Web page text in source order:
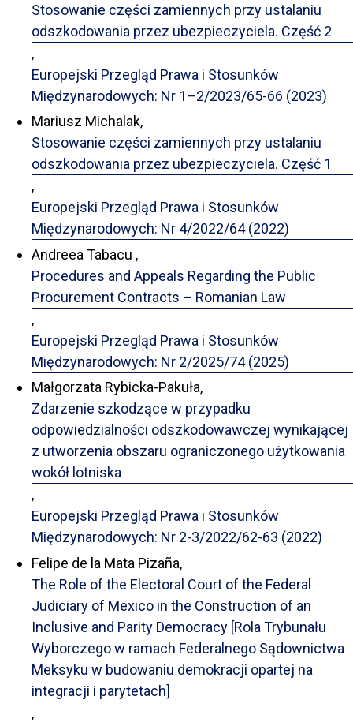
Stosowanie części zamiennych przy ustalaniu
odszkodowania przez ubezpieczyciela. Część 2
,
Europejski Przegląd Prawa i Stosunków
Międzynarodowych: Nr 1–2/2023/65-66 (2023)
Mariusz Michalak,
Stosowanie części zamiennych przy ustalaniu
odszkodowania przez ubezpieczyciela. Część 1
,
Europejski Przegląd Prawa i Stosunków
Międzynarodowych: Nr 4/2022/64 (2022)
Andreea Tabacu ,
Procedures and Appeals Regarding the Public
Procurement Contracts – Romanian Law
,
Europejski Przegląd Prawa i Stosunków
Międzynarodowych: Nr 2/2025/74 (2025)
Małgorzata Rybicka-Pakuła,
Zdarzenie szkodzące w przypadku
odpowiedzialności odszkodowawczej wynikającej
z utworzenia obszaru ograniczonego użytkowania
wokół lotniska
,
Europejski Przegląd Prawa i Stosunków
Międzynarodowych: Nr 2-3/2022/62-63 (2022)
Felipe de la Mata Pizaña,
The Role of the Electoral Court of the Federal
Judiciary of Mexico in the Construction of an
Inclusive and Parity Democracy [Rola Trybunału
Wyborczego w ramach Federalnego Sądownictwa
Meksyku w budowaniu demokracji opartej na
integracji i parytetach]
,